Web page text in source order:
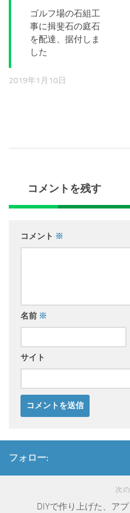
ゴルフ場の石組工
事に揖斐石の庭石
を配達、据付しま
した
2019年1月10日
コメントを残す
コメント ※
名前 ※
サイト
フォロー:
次
DIYで作り上げた、ア